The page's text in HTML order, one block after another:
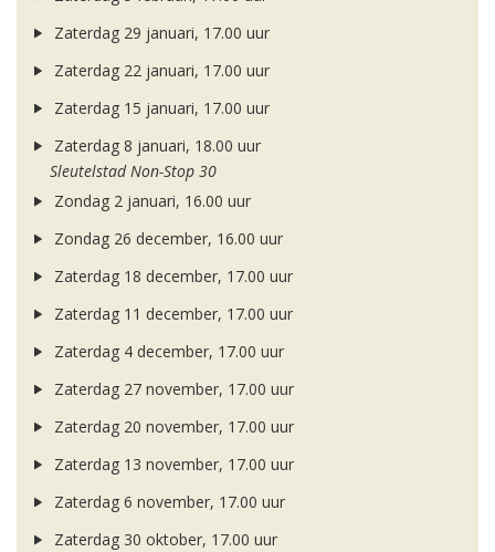
Zaterdag 29 januari, 17.00 uur
Zaterdag 22 januari, 17.00 uur
Zaterdag 15 januari, 17.00 uur
Zaterdag 8 januari, 18.00 uur
Sleutelstad Non-Stop 30
Zondag 2 januari, 16.00 uur
Zondag 26 december, 16.00 uur
Zaterdag 18 december, 17.00 uur
Zaterdag 11 december, 17.00 uur
Zaterdag 4 december, 17.00 uur
Zaterdag 27 november, 17.00 uur
Zaterdag 20 november, 17.00 uur
Zaterdag 13 november, 17.00 uur
Zaterdag 6 november, 17.00 uur
Zaterdag 30 oktober, 17.00 uur